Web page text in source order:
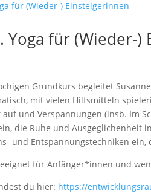
Yoga für (Wieder-)
Grundkurs begleitet
mit vielen Hilfsmitteln
auf und Verspannungen (insb. Im
die Ruhe und
und Entspannungstechniken
für Anfänger*innen und
du hier: https://